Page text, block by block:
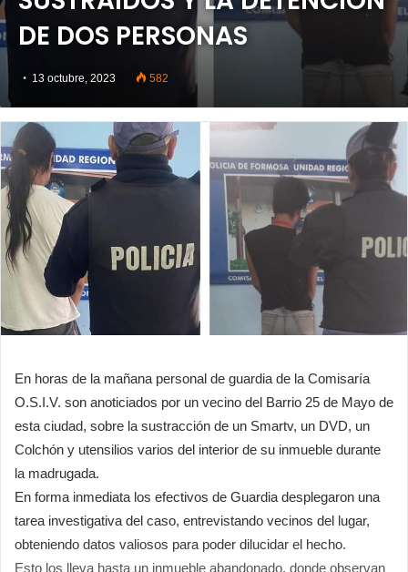
DE DOS PERSONAS
13 octubre, 2023 582
En horas de la mañana personal de guardia de la Comisaría
O.S.I.V. son anoticiados por un vecino del Barrio 25 de Mayo de
esta ciudad, sobre la sustracción de un Smartv, un DVD, un
Colchón y utensilios varios del interior de su inmueble durante
la madrugada.
En forma inmediata los efectivos de Guardia desplegaron una
tarea investigativa del caso, entrevistando vecinos del lugar,
obteniendo datos valiosos para poder dilucidar el hecho.
Esto los lleva hasta un inmueble abandonado, donde observan